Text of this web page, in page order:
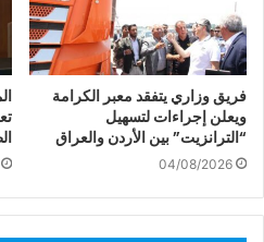
فريق وزاري يتفقد معبر الكرامة
ويعلن إجراءات لتسهيل
“الترانزيت” بين الأردن والعراق
04/08/2026